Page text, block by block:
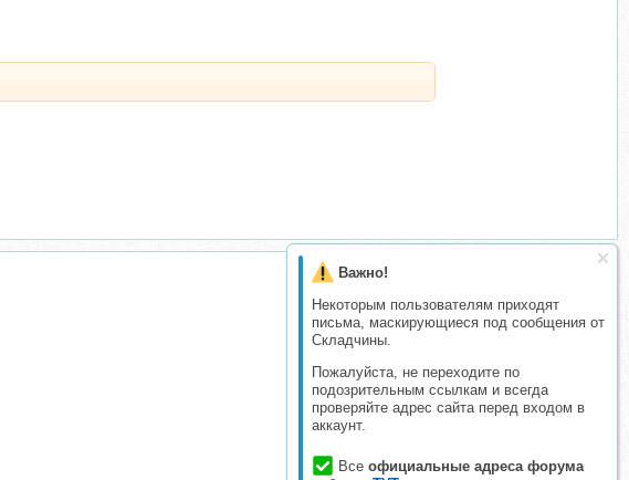
Важно!
Некоторым пользователям приходят
письма, маскирующиеся под сообщения от
Складчины.
Пожалуйста, не переходите по
подозрительным ссылкам и всегда
проверяйте адрес сайта перед входом в
аккаунт.
Все официальные адреса форума